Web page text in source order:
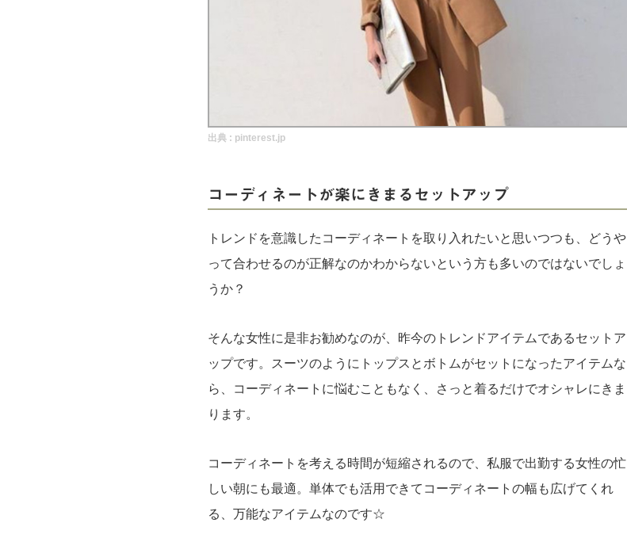
出典 : pinterest.jp
コーディネートが楽にきまるセットアップ
トレンドを意識したコーディネートを取り入れたいと思いつつも、どうや
って合わせるのが正解なのかわからないという方も多いのではないでしょ
うか？
そんな女性に是非お勧めなのが、昨今のトレンドアイテムであるセットア
ップです。スーツのようにトップスとボトムがセットになったアイテムな
ら、コーディネートに悩むこともなく、さっと着るだけでオシャレにきま
ります。
コーディネートを考える時間が短縮されるので、私服で出勤する女性の忙
しい朝にも最適。単体でも活用できてコーディネートの幅も広げてくれ
る、万能なアイテムなのです☆